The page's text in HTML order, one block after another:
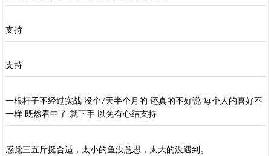
支持
支持
一根杆子不经过实战 没个7天半个月的 还真的不好说 每个人的喜好不
一样 既然看中了 就下手 以免有心结支持
感觉三五斤挺合适，太小的鱼没意思，太大的没遇到。